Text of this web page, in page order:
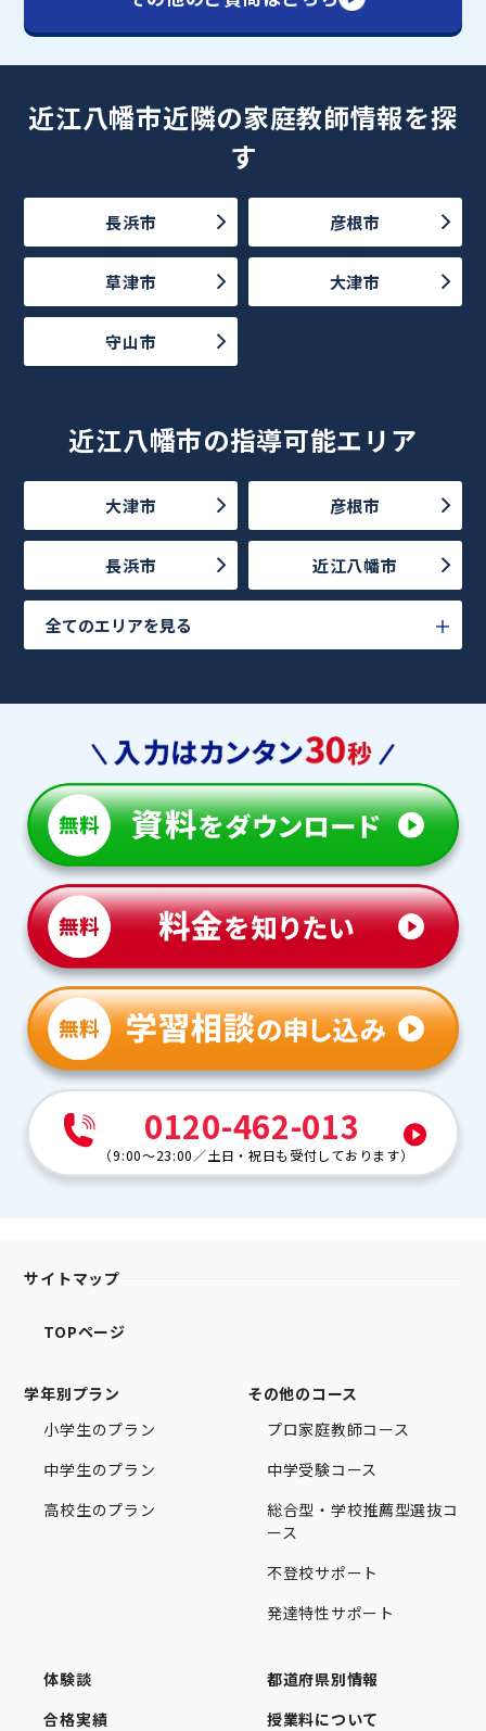
近江八幡市近隣の家庭教師情報を探
す
長浜市 彦根市
草津市 大津市
守山市
近江八幡市の指導可能エリア
大津市 彦根市
長浜市 近江八幡市
全てのエリアを見る
0120-462-013
（9:00～23:00 ／土日・祝日も受付しております）
サイトマップ
TOPページ
学年別プラン
小学生のプラン
中学生のプラン
高校生のプラン
その他のコース
プロ家庭教師コース
中学受験コース
総合型・学校推薦型選抜コ
ース
不登校サポート
発達特性サポート
体験談
合格実績
都道府県別情報
授業料について